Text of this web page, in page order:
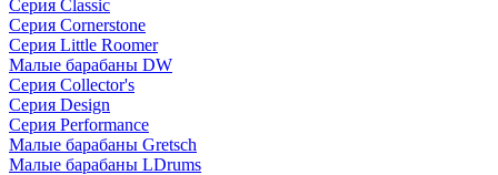
Серия Classic
Серия Cornerstone
Серия Little Roomer
Малые барабаны DW
Серия Collector's
Серия Design
Серия Performance
Малые барабаны Gretsch
Малые барабаны LDrums